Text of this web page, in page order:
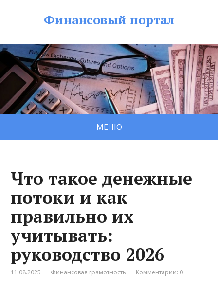
Финансовый портал
МЕНЮ
Что такое денежные
потоки и как
правильно их
учитывать:
руководство 2026
11.08.2025 Финансовая грамотность Комментарии: 0